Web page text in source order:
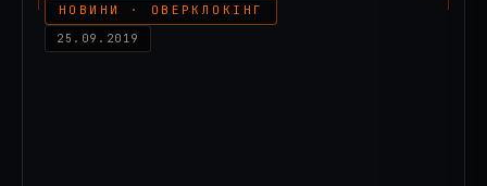
НОВИНИ · ОВЕРКЛОКІНГ
25.09.2019